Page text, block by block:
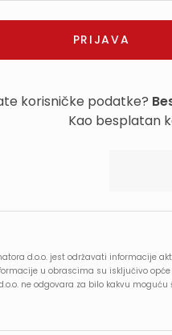
korisničke podatke?
Kao besplatan
d.o.o. jest održavati informacije
u obrascima su isključivo
ne odgovara za bilo kakvu